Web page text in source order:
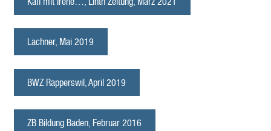
Lachner, Mai 2019
BWZ Rapperswil, April 2019
ZB Bildung Baden, Februar 2016